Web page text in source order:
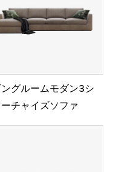
ングルームモダン3シ
チャイズソファ